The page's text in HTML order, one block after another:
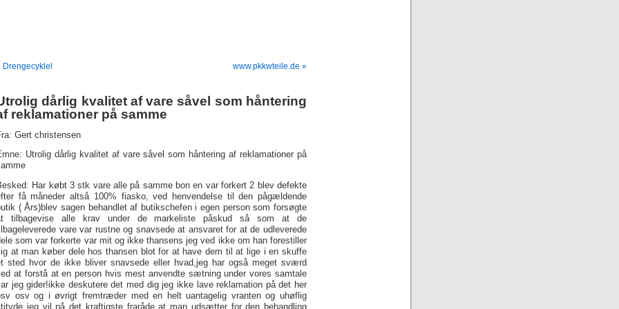
Drengecyklel www.pkkwteile.de »
dårlig kvalitet af vare såvel som håntering
reklamationer på samme
Gert christensen
Utrolig dårlig kvalitet af vare såvel som håntering af reklamationer på
Har købt 3 stk vare alle på samme bon en var forkert 2 blev defekte
få måneder altså 100% fiasko, ved henvendelse til den pågældende
( Års)blev sagen behandlet af butikschefen i egen person som forsøgte
tilbagevise alle krav under de markeliste påskud så som at de
vare var rustne og snavsede at ansvaret for at de udleverede
som var forkerte var mit og ikke thansens jeg ved ikke om han forestiller
at man køber dele hos thansen blot for at have dem til at lige i en skuffe
sted hvor de ikke bliver snavsede eller hvad,jeg har også meget sværd
at forstå at en person hvis mest anvendte sætning under vores samtale
jeg gider!ikke deskutere det med dig jeg ikke lave reklamation på det her
osv og i øvrigt fremtræder med en helt uantagelig vranten og uhøflig
jeg vil på det kraftigste fraråde at man udsætter for den behandling